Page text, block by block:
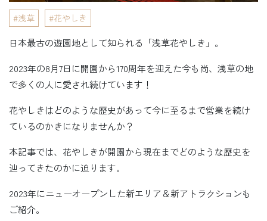
浅草 花やしき
日本最古の遊園地として知られる「浅草花やしき」。
2023年の8月7日に開園から170周年を迎えた今も尚、浅草の地
で多くの人に愛され続けています！
花やしきはどのような歴史があって今に至るまで営業を続け
ているのかきになりませんか？
本記事では、花やしきが開園から現在までどのような歴史を
辿ってきたのかに迫ります。
2023年にニューオープンした新エリア＆新アトラクションも
ご紹介。